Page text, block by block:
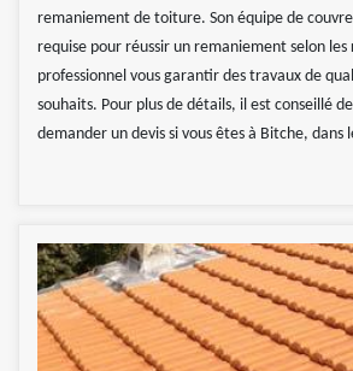
remaniement de toiture. Son équipe de
requise pour réussir un remaniement selon les
professionnel vous garantir des travaux de
souhaits. Pour plus de détails, il est conseillé
demander un devis si vous êtes à Bitche, dans